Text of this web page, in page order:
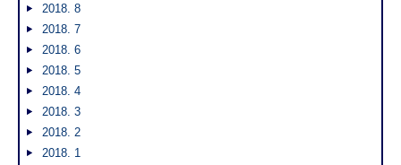
2018. 8
2018. 7
2018. 6
2018. 5
2018. 4
2018. 3
2018. 2
2018. 1